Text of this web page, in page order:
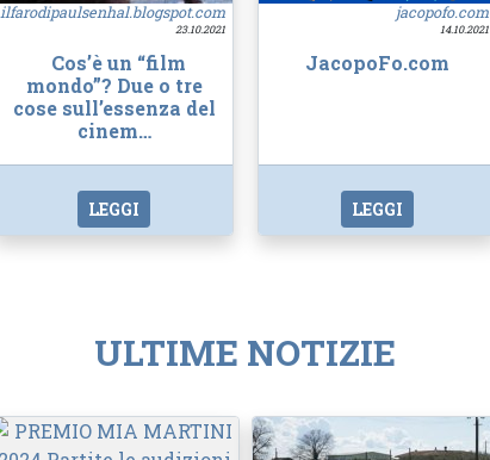
ilfarodipaulsenhal.blogspot.com
23.10.2021
Cos’è un “film
mondo”? Due o tre
cose sull’essenza del
cinem…
LEGGI
jacopofo.com
14.10.2021
JacopoFo.com
LEGGI
ULTIME NOTIZIE